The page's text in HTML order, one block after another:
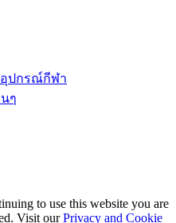
อุปกรณ์กีฬา
ๆ
to use this website you are
Visit ourPrivacy and Cookie